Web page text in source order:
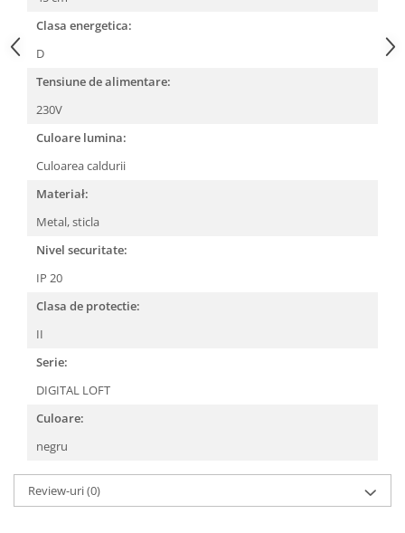
Clasa energetica:
D
Tensiune de alimentare:
230V
Culoare lumina:
Culoarea caldurii
Materiał:
Metal, sticla
Nivel securitate:
IP 20
Clasa de protectie:
II
Serie:
DIGITAL LOFT
Culoare:
negru
Review-uri(0)